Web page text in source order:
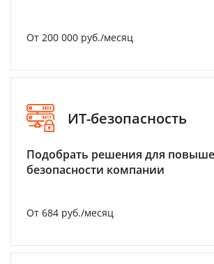
От 200 000 руб./месяц
ИТ-безопасность
Подобрать решения для
безопасности компании
От 684 руб./месяц